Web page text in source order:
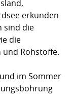
erkunden
sind die
die
Rohstoffe.
im Sommer